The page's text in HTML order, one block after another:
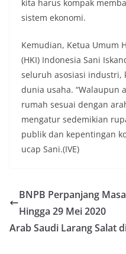
kita harus kompak
sistem ekonomi.
Kemudian, Ketua Umum
(HKI) Indonesia Sani
seluruh asosiasi industri,
dunia usaha. “Walaupun
rumah sesuai dengan
mengatur sedemikian
publik dan kepentingan
ucap Sani.(IVE)
BNPB Perpanjang
Hingga 29 Mei 2020
Arab Saudi Larang Salat